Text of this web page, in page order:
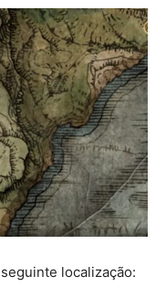
localização: